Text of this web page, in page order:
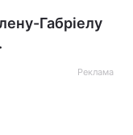
Габріелу
Реклама